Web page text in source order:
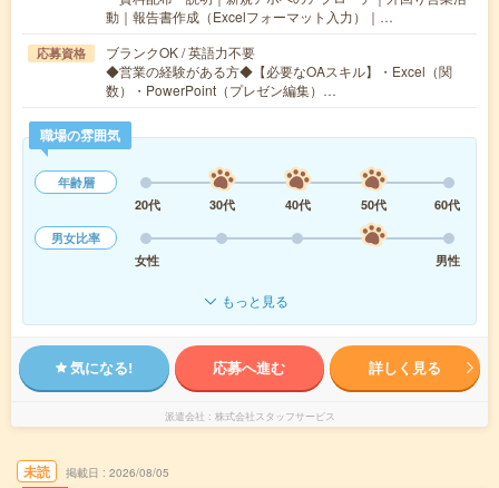
動｜報告書作成（Excelフォーマット入力）｜…
応募資格
ブランクOK / 英語力不要
◆営業の経験がある方◆【必要なOAスキル】・Excel（関
数）・PowerPoint（プレゼン編集）…
職場の雰囲気
年齢層
20代
30代 40代 50代
60代
男女比率
女性
男性
もっと見る
気になる! 応募へ進む 詳しく見る
派遣会社 株式会社スタッフサービス
未読 掲載日 2026/08/05